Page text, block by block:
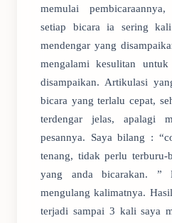
memulai
setiap bicara ia sering kali
mendengar yang
mengalami kesulitan
disampaikan. Artikulasi
bicara yang terlalu cepat,
terdengar jelas, apalagi
pesannya. Saya bilang :
tenang, tidak perlu terburu-
yang anda bicarakan. ”
mengulang kalimatnya.
terjadi sampai 3 kali saya